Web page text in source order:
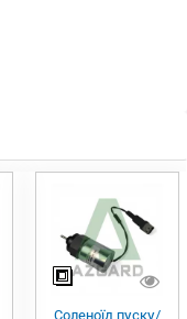
Соленоїд пуску/